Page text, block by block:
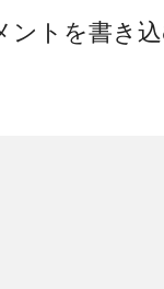
ントを書き